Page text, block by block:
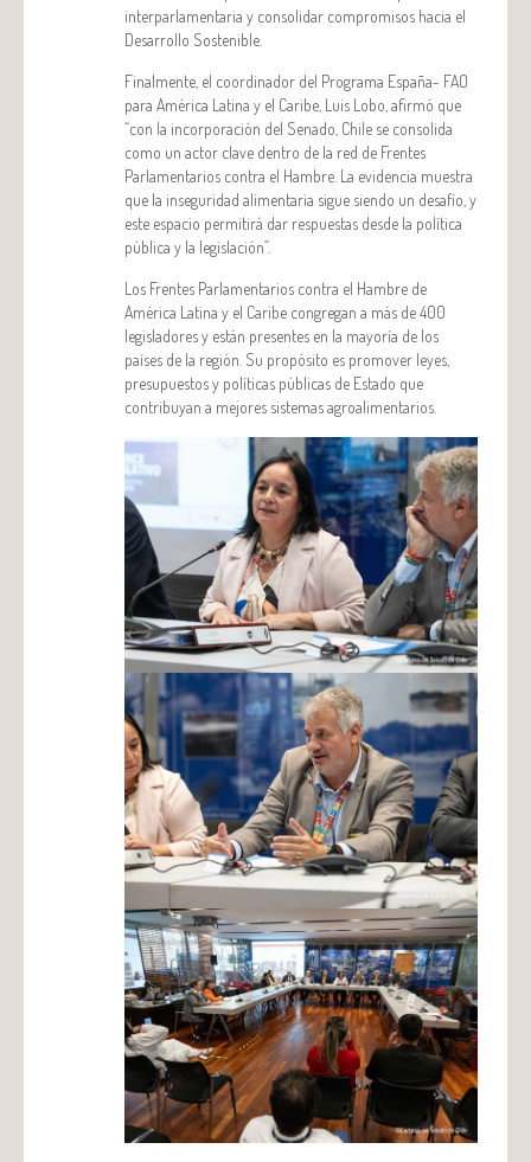
interparlamentaria y consolidar compromisos hacia el
Desarrollo Sostenible.
Finalmente, el coordinador del Programa España- FAO
para América Latina y el Caribe, Luis Lobo, afirmó que
“con la incorporación del Senado, Chile se consolida
como un actor clave dentro de la red de Frentes
Parlamentarios contra el Hambre. La evidencia muestra
que la inseguridad alimentaria sigue siendo un desafío, y
este espacio permitirá dar respuestas desde la política
pública y la legislación”.
Los Frentes Parlamentarios contra el Hambre de
América Latina y el Caribe congregan a más de 400
legisladores y están presentes en la mayoría de los
países de la región. Su propósito es promover leyes,
presupuestos y políticas públicas de Estado que
contribuyan a mejores sistemas agroalimentarios.